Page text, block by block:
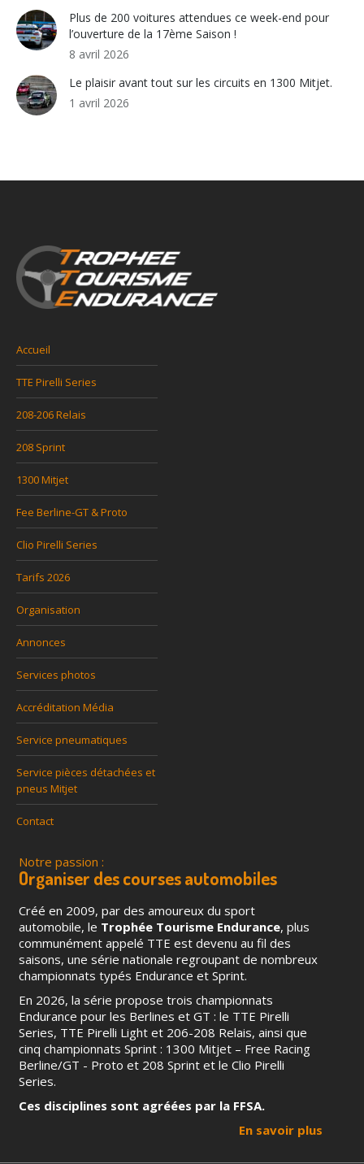
Plus de 200 voitures attendues ce week-end pour
l’ouverture de la 17ème Saison !
8 avril 2026
Le plaisir avant tout sur les circuits en 1300 Mitjet.
1 avril 2026
Accueil
TTE Pirelli Series
208-206 Relais
208 Sprint
1300 Mitjet
Fee Berline-GT & Proto
Clio Pirelli Series
Tarifs 2026
Organisation
Annonces
Services photos
Accréditation Média
Service pneumatiques
Service pièces détachées et
pneus Mitjet
Contact
Notre passion :
Organiser des courses automobiles
Créé en 2009, par des amoureux du sport
automobile, le Trophée Tourisme Endurance, plus
communément appelé TTE est devenu au fil des
saisons, une série nationale regroupant de nombreux
championnats typés Endurance et Sprint.
En 2026, la série propose trois championnats
Endurance pour les Berlines et GT : le TTE Pirelli
Series, TTE Pirelli Light et 206-208 Relais, ainsi que
cinq championnats Sprint : 1300 Mitjet – Free Racing
Berline/GT - Proto et 208 Sprint et le Clio Pirelli
Series.
Ces disciplines sont agréées par la FFSA.
En savoir plus